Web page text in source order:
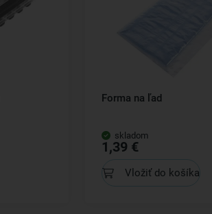
Forma na ľad
skladom
1,39 €
Vložiť do košíka